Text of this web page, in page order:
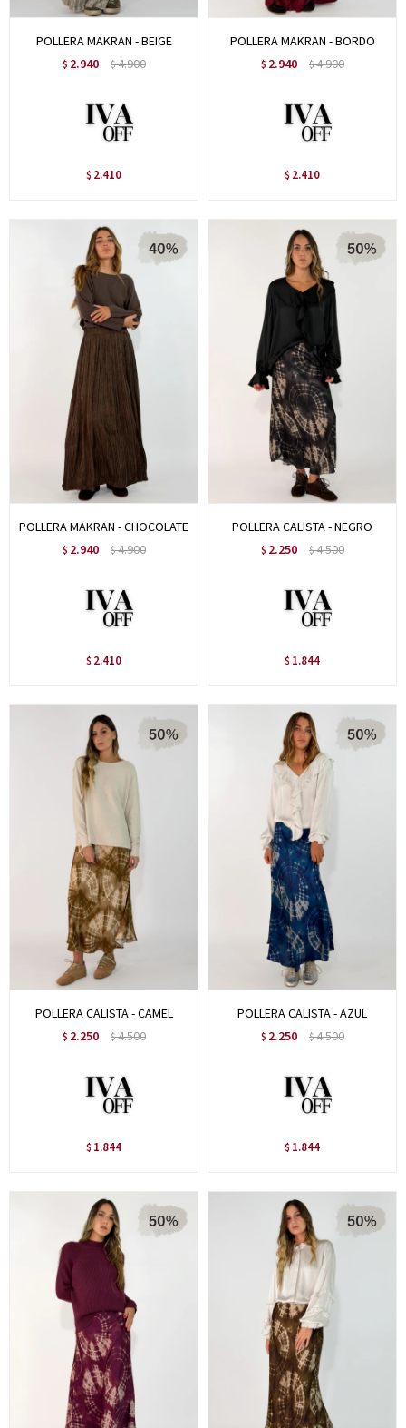
POLLERA MAKRAN - BEIGE
$ 2.940 $4.900
$ 2.410
POLLERA MAKRAN - BORDO
$ 2.940 $4.900
$ 2.410
POLLERA MAKRAN - CHOCOLATE
$ 2.940 $4.900
$ 2.410
POLLERA CALISTA - NEGRO
$ 2.250 $4.500
$ 1.844
POLLERA CALISTA - CAMEL
$ 2.250 $4.500
$ 1.844
POLLERA CALISTA - AZUL
$ 2.250 $4.500
$ 1.844